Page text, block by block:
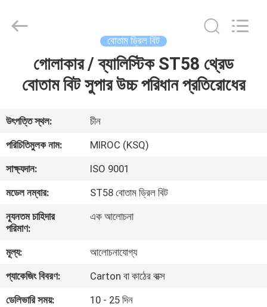
আমাদের
সম্পর্কে
কারখানা
ভ্রমণ
মান
নিয়ন্ত্রণ
বোতাম ড্রিল বিট
গোলাকার / ব্যালিস্টিক ST58 থ্রেড
বোতাম বিট সুপার উচ্চ পরিধান প্রতিরোধের
উৎপত্তি স্থল:
চীন
পরিচিতিমুলক নাম:
MIROC (KSQ)
সাক্ষ্যদান:
ISO 9001
মডেল নম্বার:
ST58 বোতাম ড্রিল বিট
ন্যূনতম চাহিদার
পরিমাণ:
এক আলোচনা
মূল্য:
আলোচনাযোগ্য
প্যাকেজিং বিবরণ:
Carton বা কাঠের বাক্স
ডেলিভারি সময়:
10 - 25 দিন